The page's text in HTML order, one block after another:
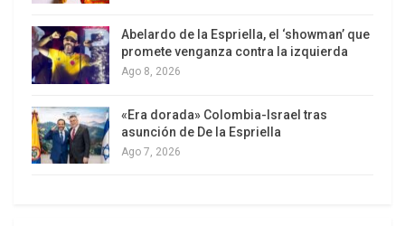
colocado directamente a sus hijos en el
liderazgo: Henrique, Leopoldo, Lorenzo y
María Corina son la sangre de la opresión,
del colonialismo, del imperialismo, del
desprecio y explotación de los de abajo.
Contra ellos voy a votar. Tengo claro quién
Abelardo de la Espriella, el ‘showman’ que
promete venganza contra la izquierda
Ago 8, 2026
«Era dorada» Colombia-Israel tras
asunción de De la Espriella
Ago 7, 2026